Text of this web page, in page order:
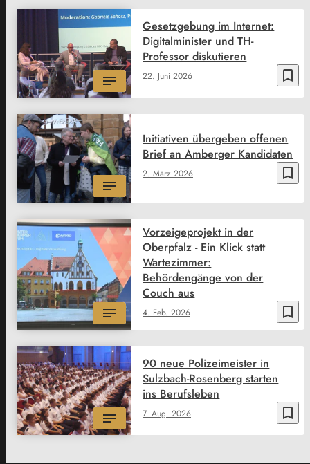
bookmark_border
22. Juni 2026
Gesetzgebung im Internet:
Digitalminister und TH-
Professor diskutieren
bookmark_border
2. März 2026
Initiativen übergeben offenen
Brief an Amberger Kandidaten
bookmark_border
4. Feb. 2026
Vorzeigeprojekt in der
Oberpfalz - Ein Klick statt
Wartezimmer:
Behördengänge von der
Couch aus
bookmark_border
7. Aug. 2026
90 neue Polizeimeister in
Sulzbach-Rosenberg starten
ins Berufsleben